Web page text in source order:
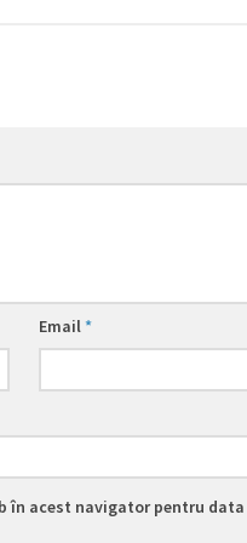
Email*
în acest navigator pentru